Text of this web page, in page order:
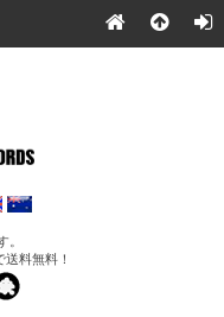
。
料無料！